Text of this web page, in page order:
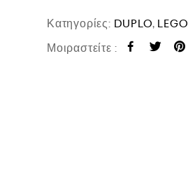
Κατηγορίες: DUPLO, LEGO
Μοιραστείτε :